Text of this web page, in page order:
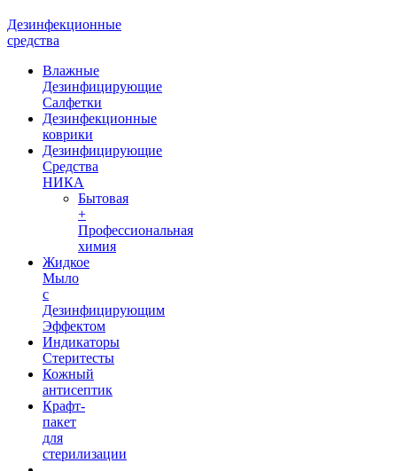
Дезинфекционные
средства
Влажные
Дезинфицирующие
Салфетки
Дезинфекционные
коврики
Дезинфицирующие
Средства
НИКА
Бытовая
+
Профессиональная
химия
Жидкое
Мыло
с
Дезинфицирующим
Эффектом
Индикаторы
Стеритесты
Кожный
антисептик
Крафт-
пакет
для
стерилизации